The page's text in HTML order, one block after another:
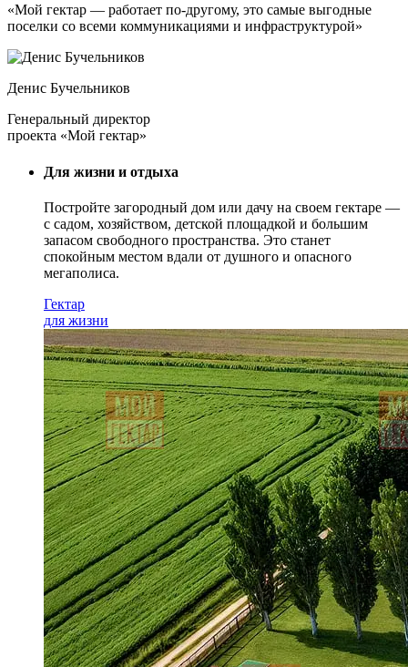
«Мой гектар — работает по-другому, это самые выгодные
поселки со всеми коммуникациями и инфраструктурой»
Денис Бучельников
Генеральный директор
проекта «Мой гектар»
Для жизни и отдыха
Постройте загородный дом или дачу на своем гектаре —
с садом, хозяйством, детской площадкой и большим
запасом свободного пространства. Это станет
спокойным местом вдали от душного и опасного
мегаполиса.
Гектар
для жизни